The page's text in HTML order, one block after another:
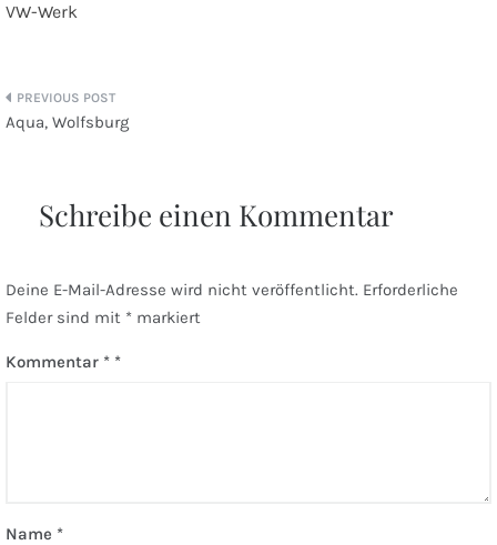
VW-Werk
Beitragsnavigation
Aqua, Wolfsburg
Schreibe einen Kommentar
Deine E-Mail-Adresse wird nicht veröffentlicht. Erforderliche
Felder sind mit * markiert
Kommentar *
Name *